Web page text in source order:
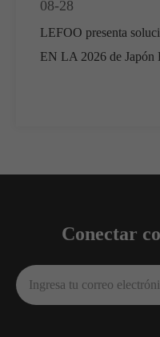
08-28
LEFOO presenta
EN LA 2026 de
Conectar